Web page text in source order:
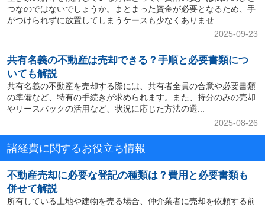
つなのではないでしょうか。まとまった資金が必要となるため、手
がつけられずに放置してしまうケースも少なくありませ...
2025-09-23
共有名義の不動産は売却できる？手順と必要書類につ
いても解説
共有名義の不動産を売却する際には、共有者全員の合意や必要書類
の準備など、特有の手続きが求められます。また、持分のみの売却
やリースバックの活用など、状況に応じた方法の選...
2025-08-26
諸経費に関するお役立ち情報
不動産売却に必要な登記の種類は？費用と必要書類も
併せて解説
所有している土地や建物を売る場合、仲介業者に売却を依頼する前